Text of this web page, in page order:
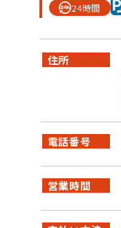
24時間
住所
電話番号
営業時間